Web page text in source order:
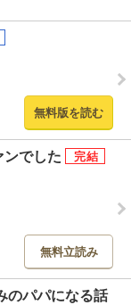
無料版を読む
ンでした
無料立読み
のパパになる話